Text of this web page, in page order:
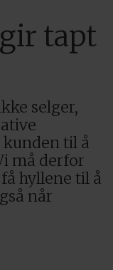
tapt
selger,
kunden til å
må derfor
hyllene til å
når